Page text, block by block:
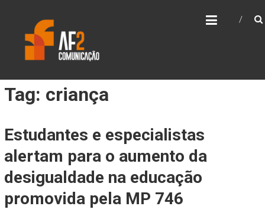
content
Tag: criança
Estudantes e especialistas
alertam para o aumento da
desigualdade na educação
promovida pela MP 746